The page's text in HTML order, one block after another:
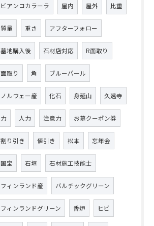
ビアンコカラーラ 屋内 屋外 比重
質量 重さ アフターフォロー
墓地購入後 石材店対応 R面取り
面取り 角 ブルーパール
ノルウェー産 化石 身延山 久遠寺
力 人力 注意力 お墓クーポン券
割り引き 値引き 松本 忘年会
国宝 石垣 石材施工技能士
フィンランド産 バルチックグリーン
フィンランドグリーン 香炉 ヒビ